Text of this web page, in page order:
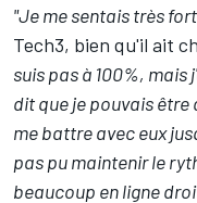
"Je me sentais très
Tech3, bien qu'il ait
suis pas à 100%,
dit que je pouvais être
me battre avec eux
pas pu maintenir le
beaucoup en ligne